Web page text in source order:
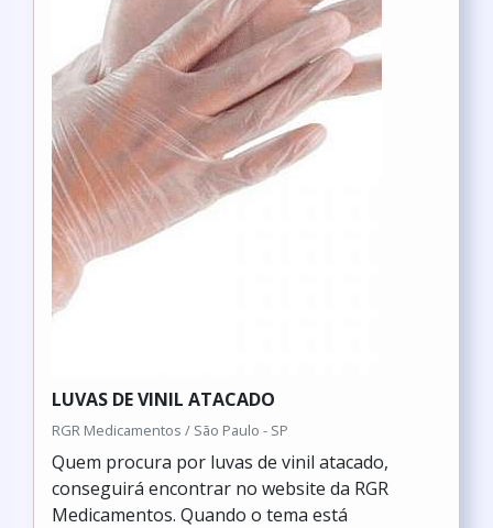
LUVAS DE VINIL ATACADO
RGR Medicamentos / São Paulo - SP
Quem procura por luvas de vinil atacado,
conseguirá encontrar no website da RGR
Medicamentos. Quando o tema está